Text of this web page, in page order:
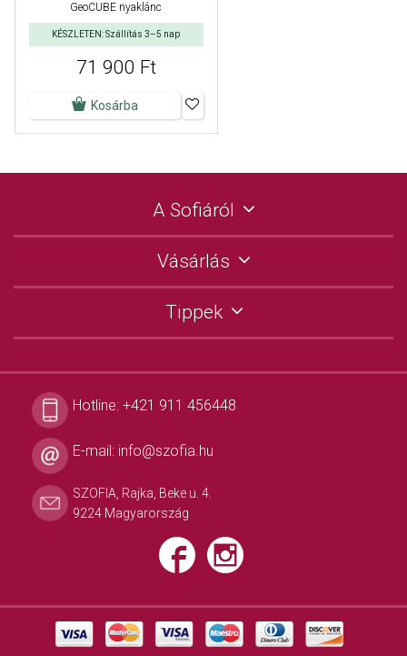
GeoCUBE nyaklánc
KÉSZLETEN: Szállítás 3–5 nap
71 900 Ft
Kosárba
A Sofiáról
Vásárlás
Tippek
Hotline: +421 911 456448
E-mail: info@szofia.hu
SZOFIA, Rajka, Beke u. 4.
9224 Magyarország